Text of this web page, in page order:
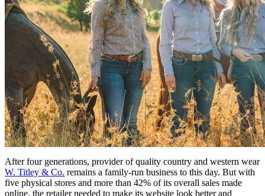
After four generations, provider of quality country and western wear
W. Titley & Co. remains a family-run business to this day. But with
five physical stores and more than 42% of its overall sales made
online, the retailer needed to make its website look better and